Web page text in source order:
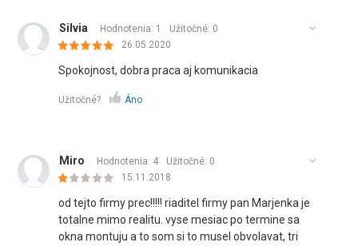
Silvia Hodnotenia: 1 Užitočné: 0
26.05.2020
Spokojnost, dobra praca aj komunikacia
Užitočné? Áno
Miro Hodnotenia: 4 Užitočné: 0
15.11.2018
od tejto firmy prec!!!!! riaditel firmy pan Marjenka je
totalne mimo realitu. vyse mesiac po termine sa
okna montuju a to som si to musel obvolavat, tri